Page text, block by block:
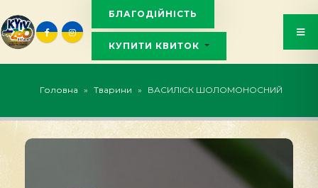
БЛАГОДІЙНІСТЬ
КУПИТИ КВИТОК
Головна » Тварини » ВАСИЛІСК ШОЛОМОНОСНИЙ